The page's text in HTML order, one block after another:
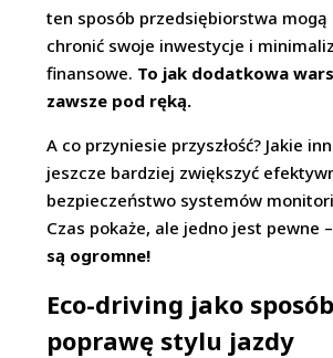
ten sposób przedsiębiorstwa mogą
chronić swoje inwestycje i
finansowe. To jak dodatkowa
zawsze pod ręką.
A co przyniesie przyszłość? Jakie
jeszcze bardziej zwiększyć
bezpieczeństwo systemów
Czas pokaże, ale jedno jest pewne –
są ogromne!
Eco-driving jako
poprawę stylu jazdy